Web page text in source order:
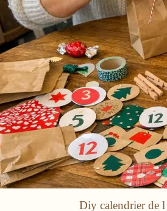
Diy calendrier de